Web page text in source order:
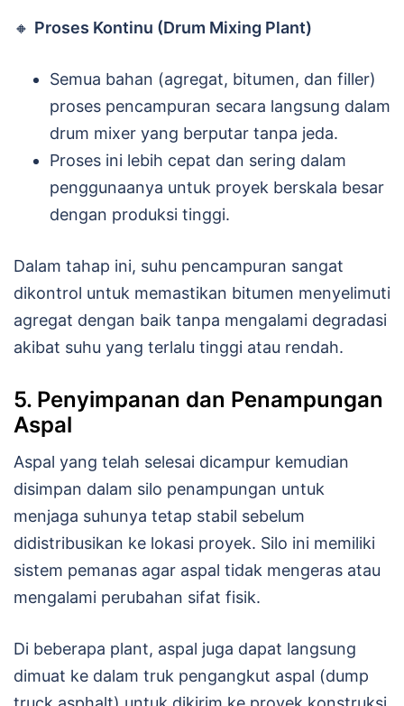
🔸 Proses Kontinu (Drum Mixing Plant)
Semua bahan (agregat, bitumen, dan filler)
proses pencampuran secara langsung dalam
drum mixer yang berputar tanpa jeda.
Proses ini lebih cepat dan sering dalam
penggunaanya untuk proyek berskala besar
dengan produksi tinggi.
Dalam tahap ini, suhu pencampuran sangat
dikontrol untuk memastikan bitumen menyelimuti
agregat dengan baik tanpa mengalami degradasi
akibat suhu yang terlalu tinggi atau rendah.
5. Penyimpanan dan Penampungan
Aspal
Aspal yang telah selesai dicampur kemudian
disimpan dalam silo penampungan untuk
menjaga suhunya tetap stabil sebelum
didistribusikan ke lokasi proyek. Silo ini memiliki
sistem pemanas agar aspal tidak mengeras atau
mengalami perubahan sifat fisik.
Di beberapa plant, aspal juga dapat langsung
dimuat ke dalam truk pengangkut aspal (dump